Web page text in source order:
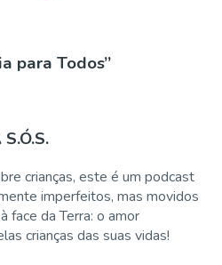
para Todos”
crianças, este é um podcast
imperfeitos, mas movidos
face da Terra: o amor
crianças das suas vidas!